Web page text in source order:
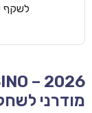
לשקף
מודרני